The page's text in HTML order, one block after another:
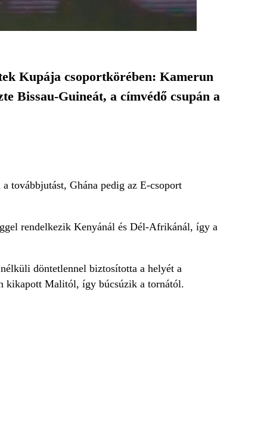
Kupája csoportkörében: Kamerun
Bissau-Guineát, a címvédő csupán a
továbbjutást, Ghána pedig az E-csoport
rendelkezik Kenyánál és Dél-Afrikánál, így a
döntetlennel biztosította a helyét a
kikapott Malitól, így búcsúzik a tornától.